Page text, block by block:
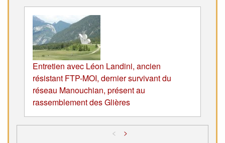
Entretien avec Léon Landini, ancien
résistant FTP-MOI, dernier survivant du
réseau Manouchian, présent au
rassemblement des Glières
< >